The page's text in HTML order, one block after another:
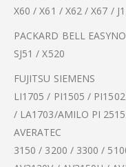
X60 / X61 / X62 / X67 /
PACKARD BELL
SJ51 / X520
FUJITSU SIEMENS
LI1705 / PI1505 /
/ LA1703/AMILO PI
AVERATEC
3150 / 3200 / 3300 /